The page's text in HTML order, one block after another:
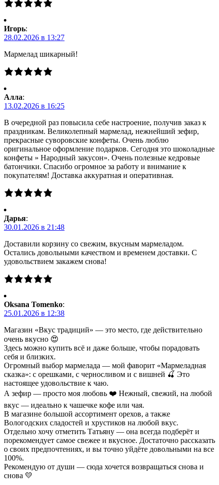
Игорь:
28.02.2026 в 13:27
Мармелад шикарный!
Алла:
13.02.2026 в 16:25
В очередной раз повысила себе настроение, получив заказ к
праздникам. Великолепный мармелад, нежнейший зефир,
прекрасные суворовские конфеты. Очень люблю
оригинальное оформление подарков. Сегодня это шоколадные
конфеты » Народный закусон». Очень полезные кедровые
батончики. Спасибо огромное за работу и внимание к
покупателям! Доставка аккуратная и оперативная.
Дарья:
30.01.2026 в 21:48
Доставили корзину со свежим, вкусным мармеладом.
Остались довольными качеством и временем доставки. С
удовольствием закажем снова!
Oksana Tomenko:
25.01.2026 в 12:38
Магазин «Вкус традиций» — это место, где действительно
очень вкусно 😍
Здесь можно купить всё и даже больше, чтобы порадовать
себя и близких.
Огромный выбор мармелада — мой фаворит «Мармеладная
сказка»: с орешками, с черносливом и с вишней 🍒 Это
настоящее удовольствие к чаю.
А зефир — просто моя любовь ❤️ Нежный, свежий, на любой
вкус — идеально к чашечке кофе или чая.
В магазине большой ассортимент орехов, а также
Вологодских сладостей и хрустиков на любой вкус.
Отдельно хочу отметить Татьяну — она всегда подберёт и
порекомендует самое свежее и вкусное. Достаточно рассказать
о своих предпочтениях, и вы точно уйдёте довольными на все
100%.
Рекомендую от души — сюда хочется возвращаться снова и
снова 💛